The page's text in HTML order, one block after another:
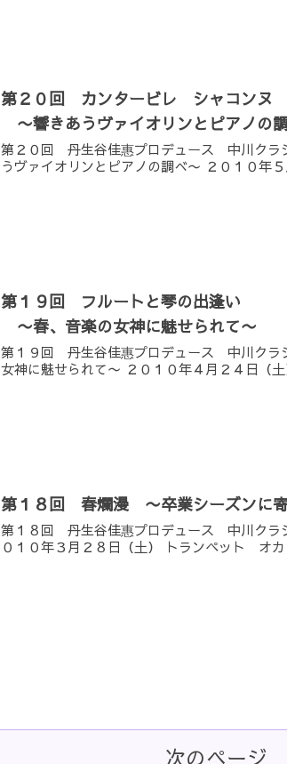
第２０回 カンタービレ シャコンヌ
〜響きあうヴァイオリンとピアノの
第２０回 丹生谷佳惠プロデュース 中川クラ
うヴァイオリンとピアノの調べ〜 ２０１０
第１９回 フルートと琴の出逢い
〜春、音楽の女神に魅せられて〜
第１９回 丹生谷佳惠プロデュース 中川クラ
女神に魅せられて〜 ２０１０年４月２４日
第１８回 春爛漫 〜卒業シーズンに
第１８回 丹生谷佳惠プロデュース 中川クラ
０１０年３月２８日（土） トランペット
次のページ